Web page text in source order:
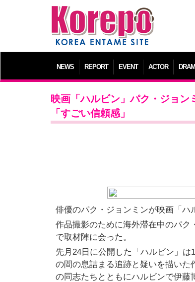
NEWS REPORT EVENT ACTOR
映画「ハルビン」パク・ジョ
「すごい信頼感」
俳優のパク・ジョンミンが映画「ハ
作品撮影のために海外滞在中のパ
で取材陣に会った。
先月24日に公開した「ハルビン」
の間の息詰まる追跡と疑いを描い
の同志たちとともにハルビンで伊藤